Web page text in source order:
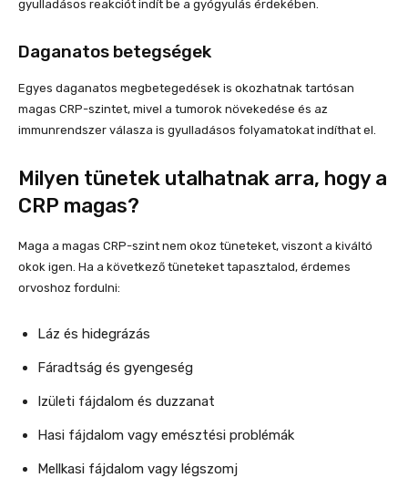
gyulladásos reakciót indít be a gyógyulás érdekében.
Daganatos betegségek
Egyes daganatos megbetegedések is okozhatnak tartósan
magas CRP-szintet, mivel a tumorok növekedése és az
immunrendszer válasza is gyulladásos folyamatokat indíthat el.
Milyen tünetek utalhatnak arra, hogy a
CRP magas?
Maga a magas CRP-szint nem okoz tüneteket, viszont a kiváltó
okok igen. Ha a következő tüneteket tapasztalod, érdemes
orvoshoz fordulni:
Láz és hidegrázás
Fáradtság és gyengeség
Izületi fájdalom és duzzanat
Hasi fájdalom vagy emésztési problémák
Mellkasi fájdalom vagy légszomj